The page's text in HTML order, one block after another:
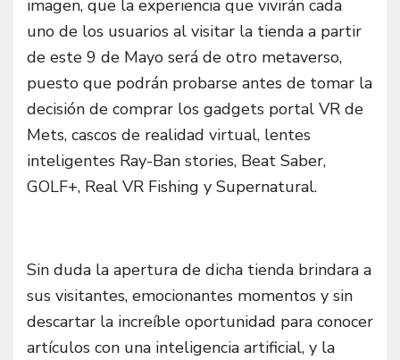
imagen, que la experiencia que vivirán cada
uno de los usuarios al visitar la tienda a partir
de este 9 de Mayo será de otro metaverso,
puesto que podrán probarse antes de tomar la
decisión de comprar los gadgets portal VR de
Mets, cascos de realidad virtual, lentes
inteligentes Ray-Ban stories, Beat Saber,
GOLF+, Real VR Fishing y Supernatural.
Sin duda la apertura de dicha tienda brindara a
sus visitantes, emocionantes momentos y sin
descartar la increíble oportunidad para conocer
artículos con una inteligencia artificial, y la